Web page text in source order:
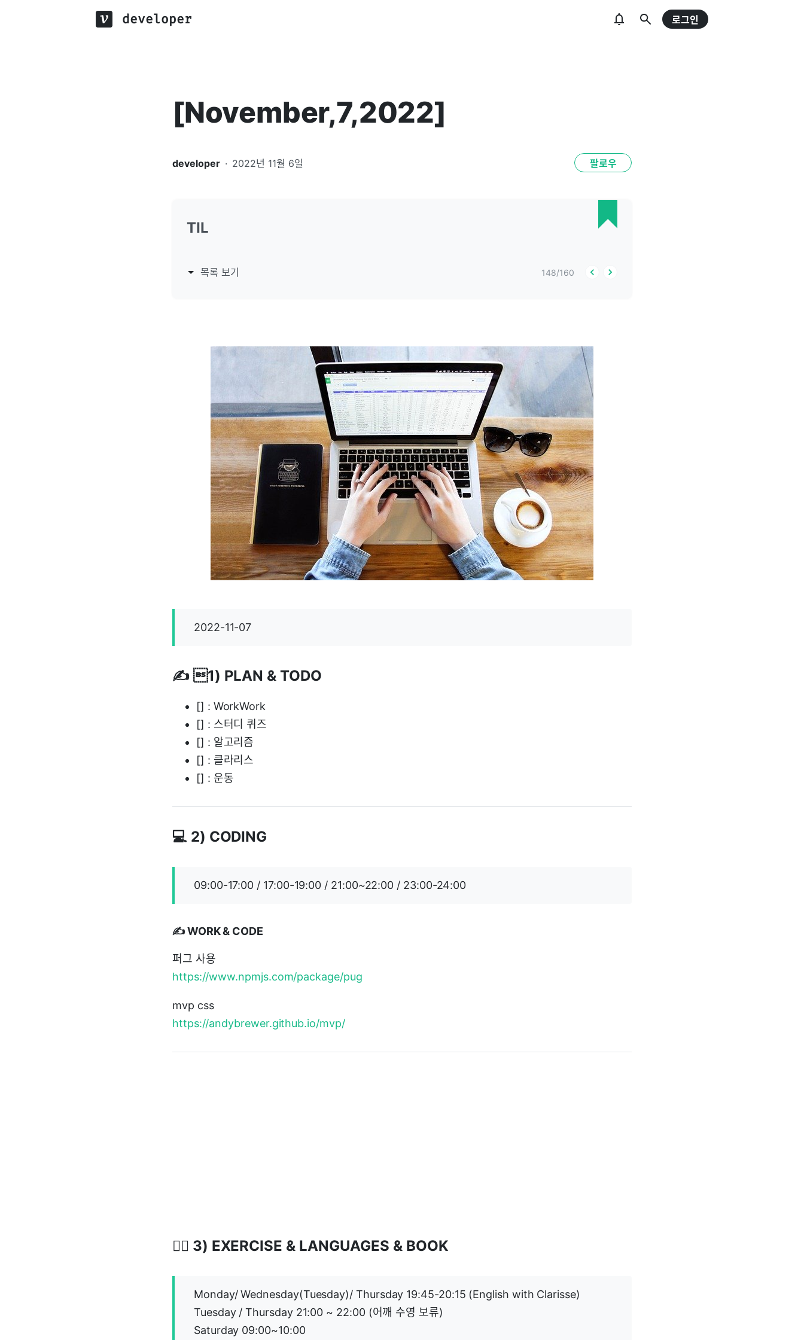
developer 로그인
[November,7,2022]
developer · 2022년 11월 6일 팔로우
TIL
목록 보기 148/160
2022-11-07
✍️ 1) PLAN & TODO
[] : WorkWork
[] : 스터디 퀴즈
[] : 알고리즘
[] : 클라리스
[] : 운동
💻 2) CODING
09:00-17:00 / 17:00-19:00 / 21:00~22:00 / 23:00-24:00
✍️ WORK & CODE
퍼그 사용
https://www.npmjs.com/package/pug
mvp css
https://andybrewer.github.io/mvp/
🤸‍♀️ 3) EXERCISE & LANGUAGES & BOOK
Monday/ Wednesday(Tuesday)/ Thursday 19:45-20:15 (English with Clarisse)
Tuesday / Thursday 21:00 ~ 22:00 (어깨 수영 보류)
Saturday 09:00~10:00